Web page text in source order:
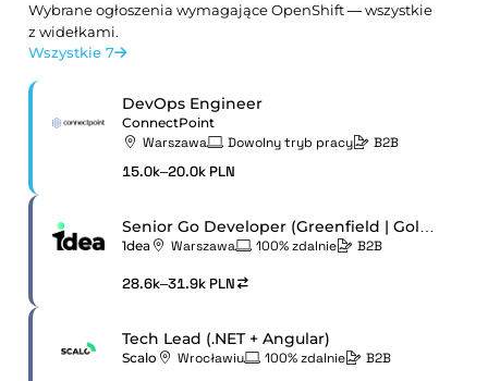
Wybrane ogłoszenia wymagające OpenShift — wszystkie
z widełkami.
Wszystkie 7
DevOps Engineer
ConnectPoint
Warszawa Dowolny tryb pracy B2B
15.0k–20.0k PLN
Senior Go Developer (Greenfield | Golang | Kubernetes)
1dea Warszawa 100% zdalnie B2B
28.6k–31.9k PLN
Tech Lead (.NET + Angular)
Scalo Wrocławiu 100% zdalnie B2B